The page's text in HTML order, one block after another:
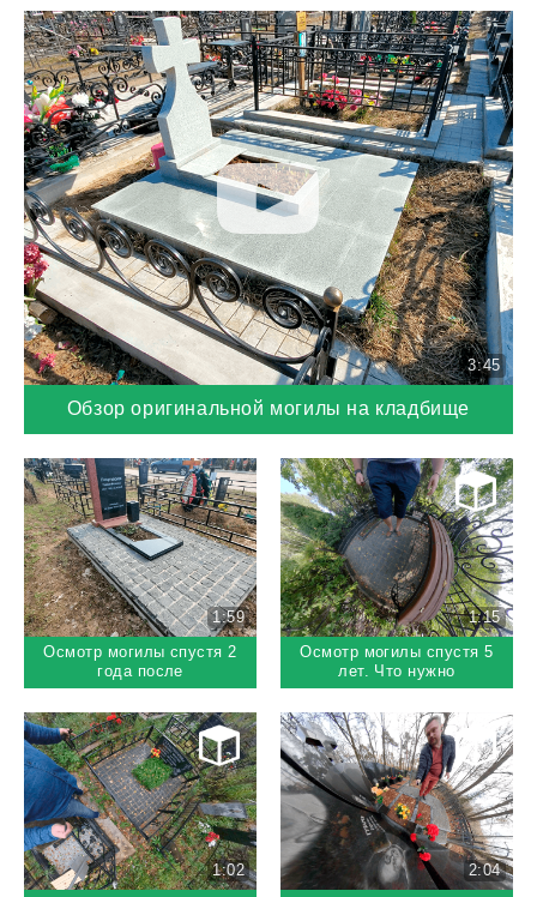
3:45
Обзор оригинальной могилы на кладбище
1:59
Осмотр могилы спустя 2
года после
выполнения работ
1:15
Осмотр могилы спустя 5
лет. Что нужно
срочно переделать?
1:02
2:04